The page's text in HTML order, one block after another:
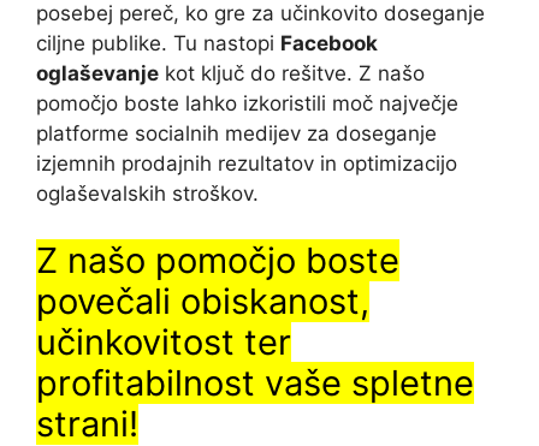
posebej pereč, ko gre za učinkovito doseganje
ciljne publike. Tu nastopi Facebook
oglaševanje kot ključ do rešitve. Z našo
pomočjo boste lahko izkoristili moč največje
platforme socialnih medijev za doseganje
izjemnih prodajnih rezultatov in optimizacijo
oglaševalskih stroškov.
Z našo pomočjo boste
povečali obiskanost,
učinkovitost ter
profitabilnost vaše spletne
strani!